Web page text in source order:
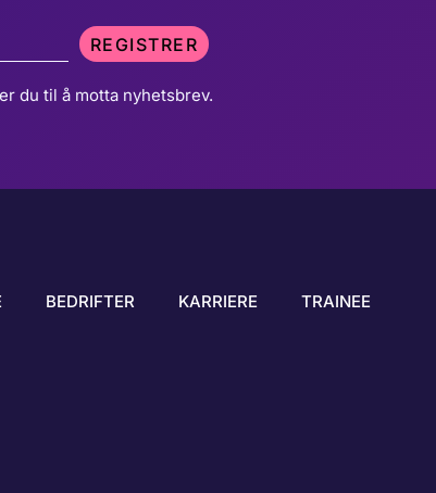
REGISTRER
du til å motta nyhetsbrev.
BEDRIFTER KARRIERE TRAINEE